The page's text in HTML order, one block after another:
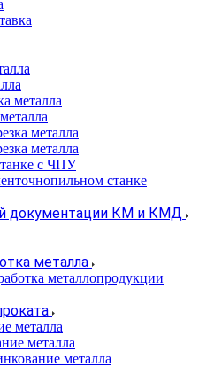
металла
металла
металла
с ЧПУ
станке
документации КМ и КМД
металла
металлопродукции
металла
металла
металла